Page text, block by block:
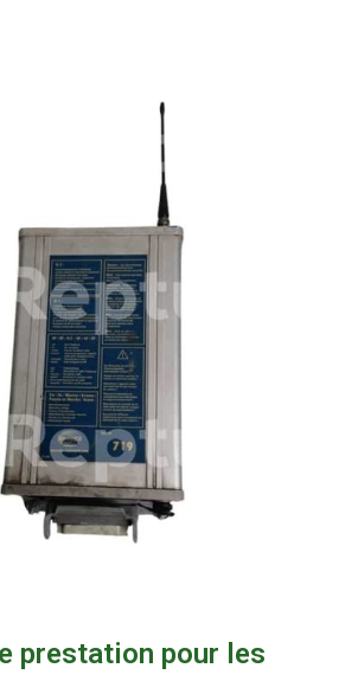
prestation pour les